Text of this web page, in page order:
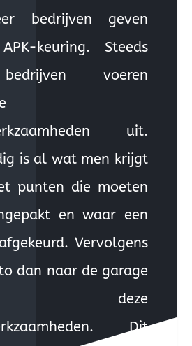
bedrijven geven
keuring. Steeds
voeren
uit.
is al wat men krijgt
punten die moeten
en waar een
Vervolgens
dan naar de garage
deze
Dit